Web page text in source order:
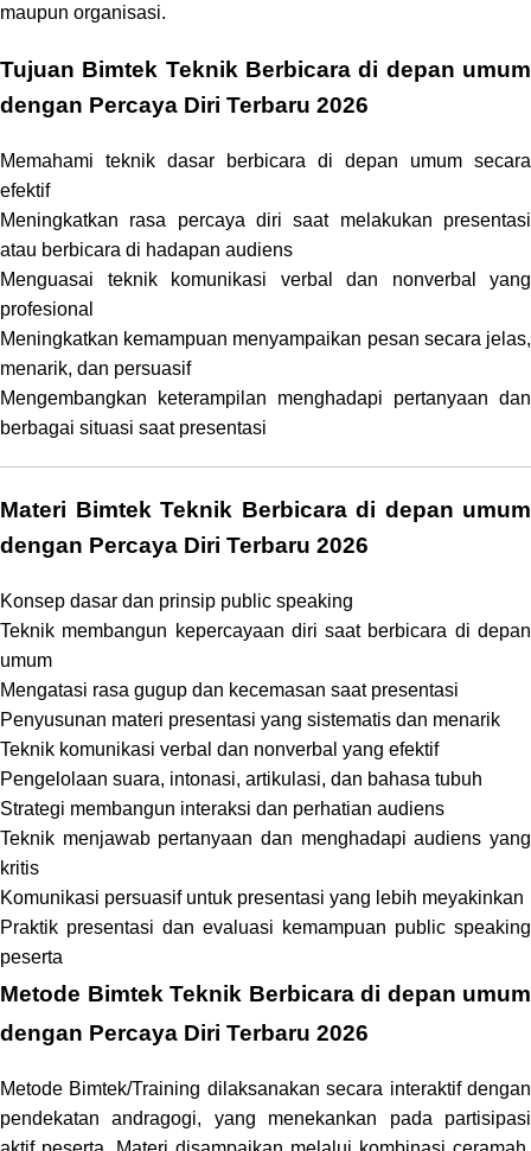
maupun organisasi.
Tujuan Bimtek Teknik Berbicara di depan umum
dengan Percaya Diri Terbaru 2026
Memahami teknik dasar berbicara di depan umum secara
efektif
Meningkatkan rasa percaya diri saat melakukan presentasi
atau berbicara di hadapan audiens
Menguasai teknik komunikasi verbal dan nonverbal yang
profesional
Meningkatkan kemampuan menyampaikan pesan secara jelas,
menarik, dan persuasif
Mengembangkan keterampilan menghadapi pertanyaan dan
berbagai situasi saat presentasi
Materi Bimtek Teknik Berbicara di depan umum
dengan Percaya Diri Terbaru 2026
Konsep dasar dan prinsip public speaking
Teknik membangun kepercayaan diri saat berbicara di depan
umum
Mengatasi rasa gugup dan kecemasan saat presentasi
Penyusunan materi presentasi yang sistematis dan menarik
Teknik komunikasi verbal dan nonverbal yang efektif
Pengelolaan suara, intonasi, artikulasi, dan bahasa tubuh
Strategi membangun interaksi dan perhatian audiens
Teknik menjawab pertanyaan dan menghadapi audiens yang
kritis
Komunikasi persuasif untuk presentasi yang lebih meyakinkan
Praktik presentasi dan evaluasi kemampuan public speaking
peserta
Metode Bimtek Teknik Berbicara di depan umum
dengan Percaya Diri Terbaru 2026
Metode Bimtek/Training dilaksanakan secara interaktif dengan
pendekatan andragogi, yang menekankan pada partisipasi